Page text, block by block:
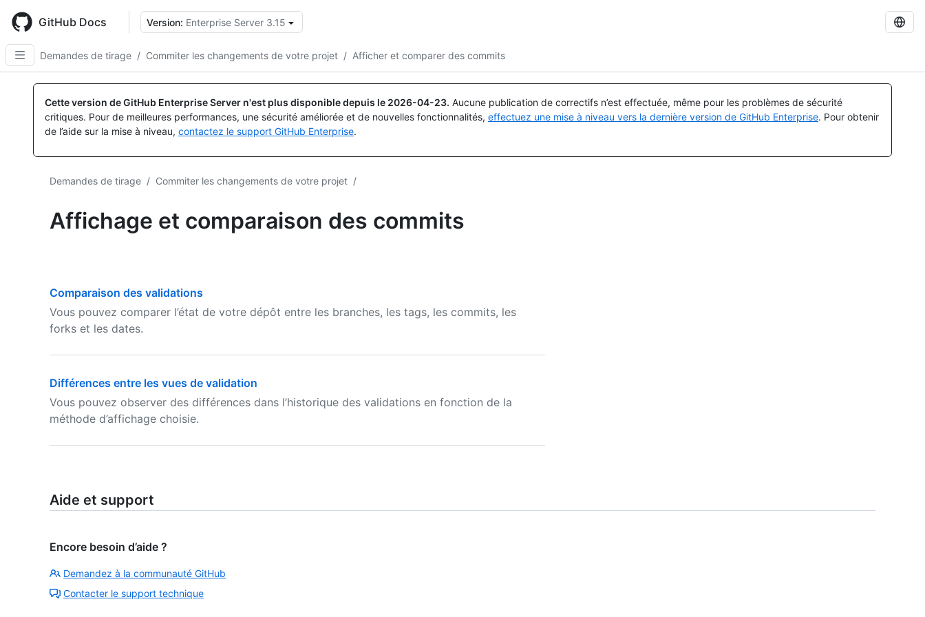
main
content
GitHub Docs Version: Enterprise Server 3.15
Demandes de tirage / Commiter les changements de votre projet / Afficher et comparer des commits
Cette version de GitHub Enterprise Server n'est plus disponible depuis le 2026-04-23. Aucune publication de correctifs n’est effectuée, même pour les problèmes de sécurité
critiques. Pour de meilleures performances, une sécurité améliorée et de nouvelles fonctionnalités, effectuez une mise à niveau vers la dernière version de GitHub Enterprise. Pour obtenir
de l’aide sur la mise à niveau, contactez le support GitHub Enterprise.
Demandes de tirage / Commiter les changements de votre projet /
Affichage et comparaison des commits
Comparaison des validations
Vous pouvez comparer l’état de votre dépôt entre les branches, les tags, les commits, les
forks et les dates.
Différences entre les vues de validation
Vous pouvez observer des différences dans l’historique des validations en fonction de la
méthode d’affichage choisie.
Aide et support
Encore besoin d’aide ?
Demandez à la communauté GitHub
Contacter le support technique